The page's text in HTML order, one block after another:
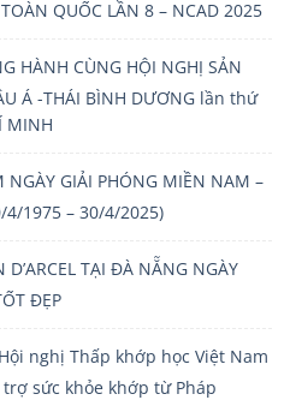
QUỐC LẦN 8 – NCAD 2025
HÀNH CÙNG HỘI NGHỊ SẢN
Á -THÁI BÌNH DƯƠNG lần thứ
MINH
GIẢI PHÓNG MIỀN NAM –
4/1975 – 30/4/2025)
D’ARCEL TẠI ĐÀ NẴNG NGÀY
ĐẸP
nghị Thấp khớp học Việt Nam
sức khỏe khớp từ Pháp